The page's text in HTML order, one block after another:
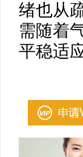
绪也从
需随着
平稳适